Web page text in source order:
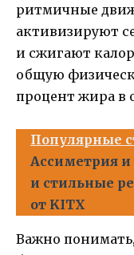
ритмичные
активизируют
и сжигают
общую
процент жира в
Популярные
Ассиметрия
и стильные
от KITX
Важно